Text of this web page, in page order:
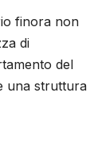
finora non
di
del
una struttura